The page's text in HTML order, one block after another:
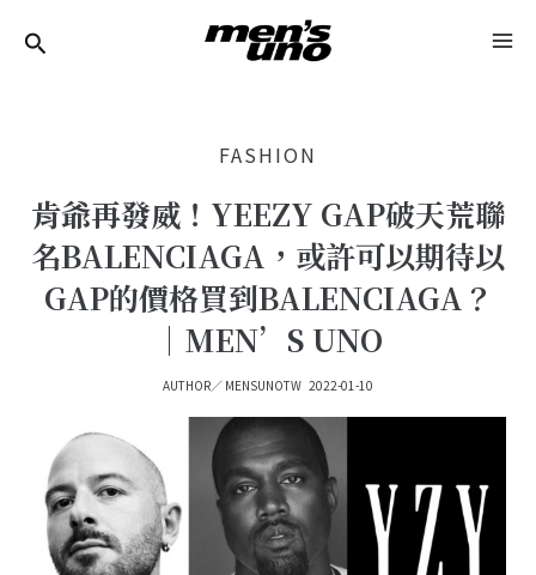
FASHION
肯爺再發威！YEEZY GAP破天荒聯
名BALENCIAGA，或許可以期待以
GAP的價格買到BALENCIAGA？
｜MEN’S UNO
AUTHOR／ MENSUNOTW 2022-01-10
Navigation